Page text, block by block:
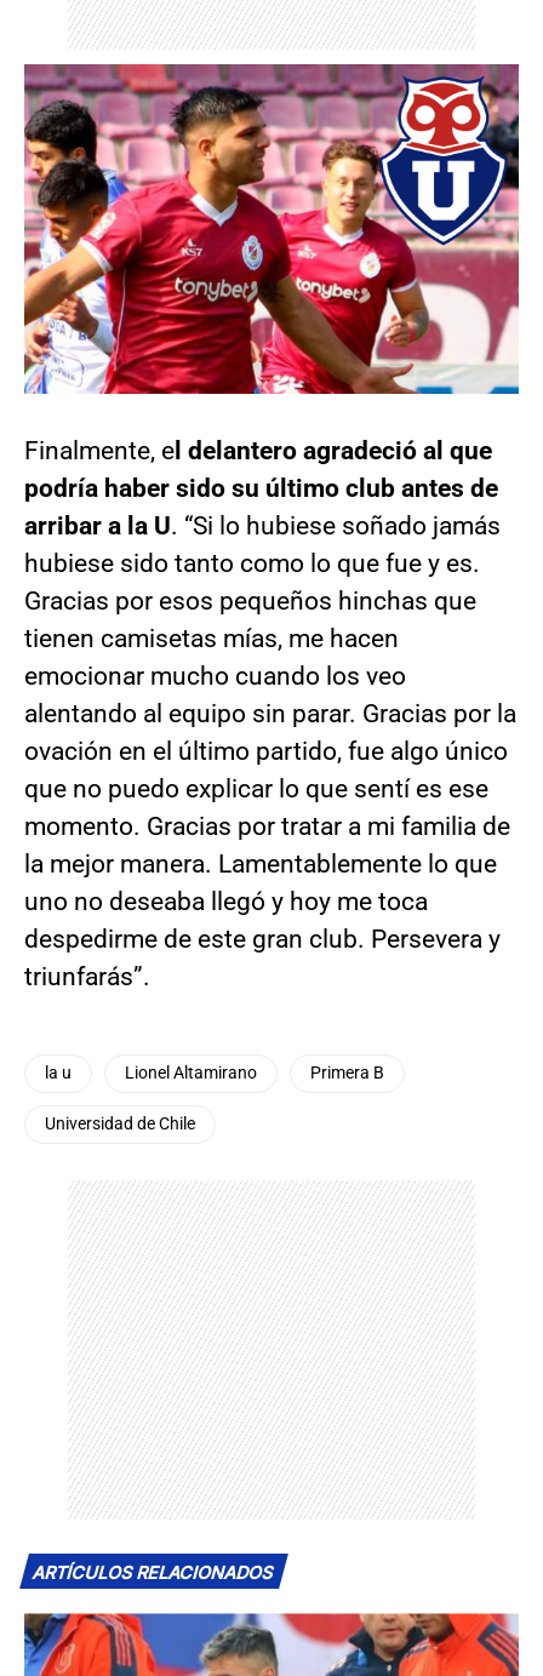
Finalmente, e l delantero agradeció al que
podría haber sido su último club antes de
arribar a la U. “Si lo hubiese soñado jamás
hubiese sido tanto como lo que fue y es.
Gracias por esos pequeños hinchas que
tienen camisetas mías, me hacen
emocionar mucho cuando los veo
alentando al equipo sin parar. Gracias por la
ovación en el último partido, fue algo único
que no puedo explicar lo que sentí es ese
momento. Gracias por tratar a mi familia de
la mejor manera. Lamentablemente lo que
uno no deseaba llegó y hoy me toca
despedirme de este gran club. Persevera y
triunfarás”.
la u Lionel Altamirano Primera B
Universidad de Chile
ARTÍCULOS RELACIONADOS